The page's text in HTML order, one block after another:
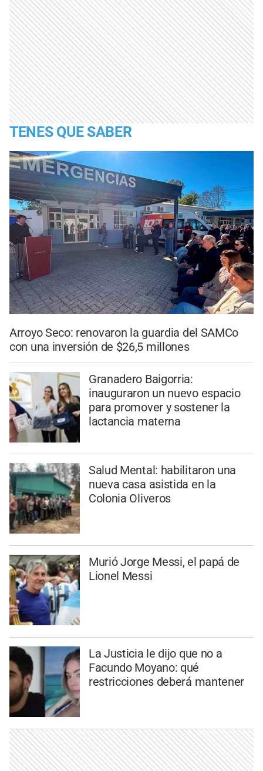
TENES QUE SABER
Arroyo Seco: renovaron la guardia del SAMCo
con una inversión de $26,5 millones
Granadero Baigorria:
inauguraron un nuevo espacio
para promover y sostener la
lactancia materna
Salud Mental: habilitaron una
nueva casa asistida en la
Colonia Oliveros
Murió Jorge Messi, el papá de
Lionel Messi
La Justicia le dijo que no a
Facundo Moyano: qué
restricciones deberá mantener